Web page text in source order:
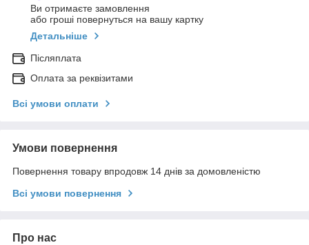
Ви отримаєте замовлення
або гроші повернуться на вашу картку
Детальніше
Післяплата
Оплата за реквізитами
Всі умови оплати
Умови повернення
Повернення товару впродовж 14 днів за домовленістю
Всі умови повернення
Про нас